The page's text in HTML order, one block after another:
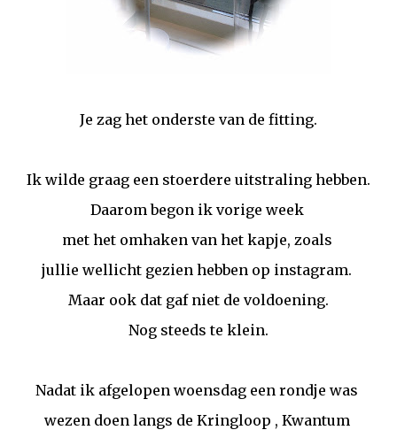
Je zag het onderste van de fitting.
Ik wilde graag een stoerdere uitstraling hebben.
Daarom begon ik vorige week
met het omhaken van het kapje, zoals
jullie wellicht gezien hebben op instagram.
Maar ook dat gaf niet de voldoening.
Nog steeds te klein.
Nadat ik afgelopen woensdag een rondje was
wezen doen langs de Kringloop , Kwantum